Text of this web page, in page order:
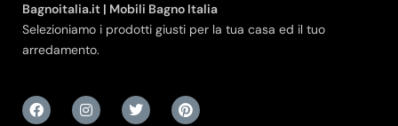
Bagnoitalia.it | Mobili Bagno Italia
Selezioniamo i prodotti giusti per la tua casa ed il tuo
arredamento.